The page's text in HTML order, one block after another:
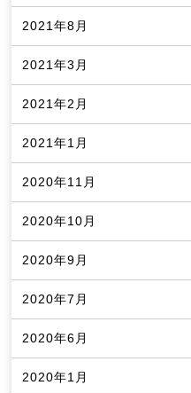
2021年8月
2021年3月
2021年2月
2021年1月
2020年11月
2020年10月
2020年9月
2020年7月
2020年6月
2020年1月